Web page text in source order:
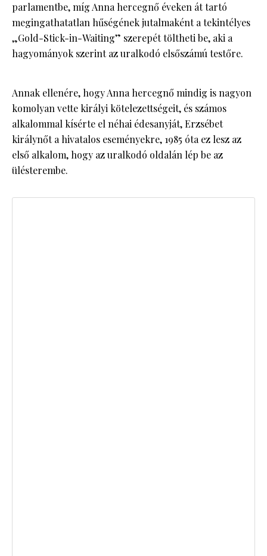
parlamentbe, míg Anna hercegnő éveken át tartó
megingathatatlan hűségének jutalmaként a tekintélyes
„Gold-Stick-in-Waiting” szerepét töltheti be, aki a
hagyományok szerint az uralkodó elsőszámú testőre.
Annak ellenére, hogy Anna hercegnő mindig is nagyon
komolyan vette királyi kötelezettségeit, és számos
alkalommal kísérte el néhai édesanyját, Erzsébet
királynőt a hivatalos eseményekre, 1985 óta ez lesz az
első alkalom, hogy az uralkodó oldalán lép be az
ülésterembe.